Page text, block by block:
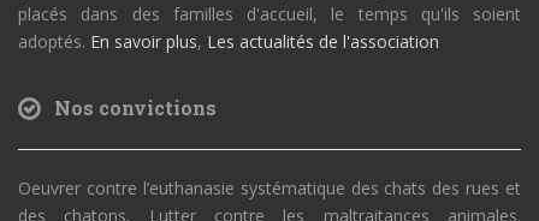
placés dans des familles d'accueil, le temps qu'ils soient
adoptés. En savoir plus, Les actualités de l'association
Nos convictions
Oeuvrer contre l’euthanasie systématique des chats des rues et
des chatons. Lutter contre les maltraitances animales.